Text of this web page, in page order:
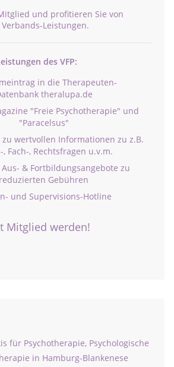
und profitieren Sie von
Leistungen.
des VFP:
in die Therapeuten-
theralupa.de
"Freie Psychotherapie" und
"Paracelsus"
zu wertvollen Informationen zu z.B.
, Fach-, Rechtsfragen u.v.m.
& Fortbildungsangebote zu
reduzierten Gebühren
und Supervisions-Hotline
Mitglied werden!
für Psychotherapie, Psychologische
in Hamburg-Blankenese